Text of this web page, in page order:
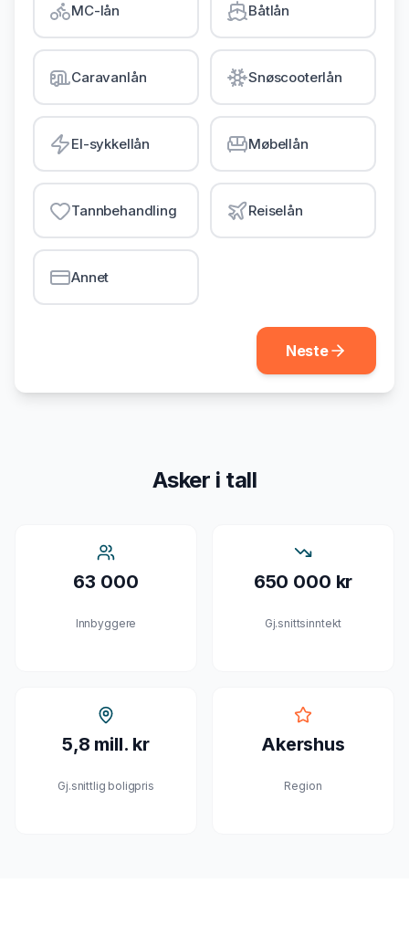
Gjeldsordning
Inkassohjelp
LÅN & KREDITT
Smålån
Lån uten sikkerhet
Kredittkort
Lån på dagen
MC-lån Båtlån
Caravanlån Snøscooterlån
El-sykkellån Møbellån
Tannbehandling Reiselån
Annet
Neste
Asker i tall
63 000
Innbyggere
650 000 kr
Gj.snittsinntekt
5,8 mill. kr
Gj.snittlig boligpris
Akershus
Region